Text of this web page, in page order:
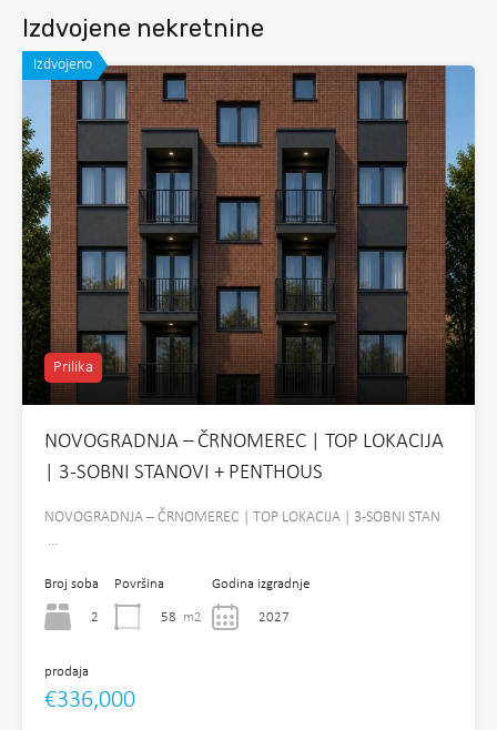
Izdvojene nekretnine
Izdvojeno
Prilika
NOVOGRADNJA – ČRNOMEREC | TOP LOKACIJA
| 3-SOBNI STANOVI + PENTHOUS
NOVOGRADNJA – ČRNOMEREC | TOP LOKACIJA | 3-SOBNI STAN
…
Broj soba
2
Površina
58 m2
Godina izgradnje
2027
prodaja
€336,000